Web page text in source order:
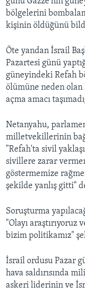
bölgelerini
kişinin öldüğünü
Öte yandan İsrail
Pazartesi günü
güneyindeki Refah
ölümüne neden olan
açma amacı
Netanyahu,
milletvekillerinin
"Refah'ta sivil
sivillere zarar
göstermemize
şekilde yanlış gitti"
Soruşturma
"Olayı araştırıyoruz
bizim politikamız"
İsrail ordusu Pazar
hava saldırısında
askeri liderinin ve